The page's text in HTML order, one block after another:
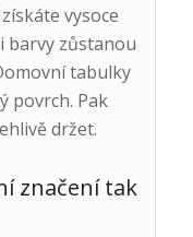
vysoce
barvy zůstanou
tabulky
povrch. Pak
držet.
značení tak